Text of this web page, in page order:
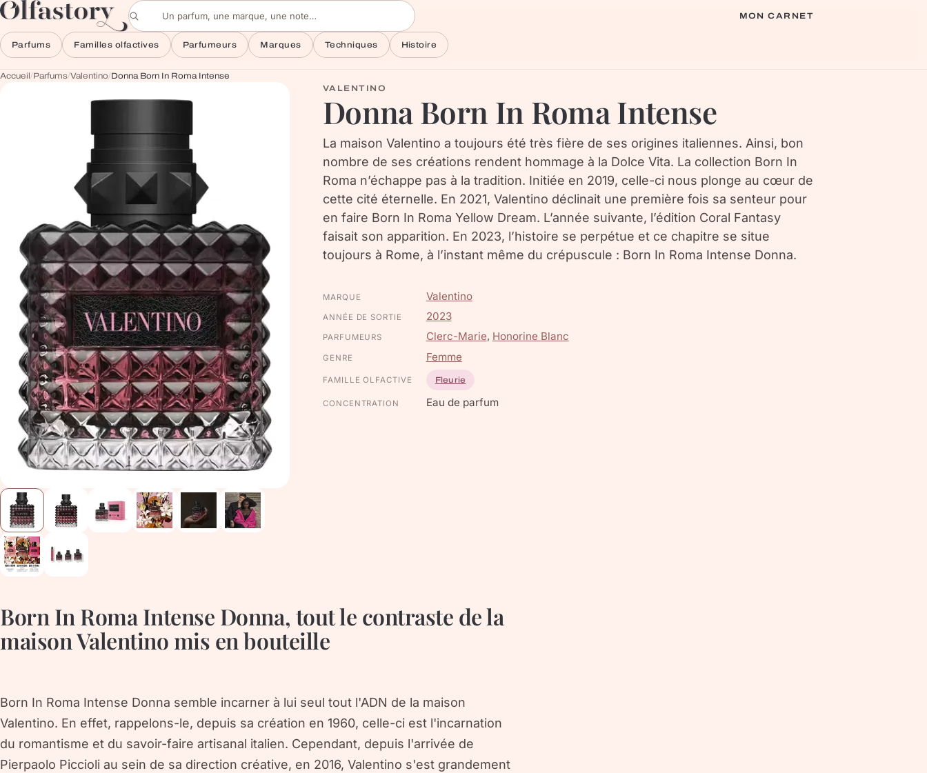
Aller au contenu
Rechercher un parfum
MON CARNET
Parfums Familles olfactives Parfumeurs Marques Techniques Histoire
Accueil/Parfums/Valentino/Donna Born In Roma Intense
VALENTINO
Donna Born In Roma Intense
La maison Valentino a toujours été très fière de ses origines italiennes. Ainsi, bon
nombre de ses créations rendent hommage à la Dolce Vita. La collection Born In
Roma n’échappe pas à la tradition. Initiée en 2019, celle-ci nous plonge au cœur de
cette cité éternelle. En 2021, Valentino déclinait une première fois sa senteur pour
en faire Born In Roma Yellow Dream. L’année suivante, l’édition Coral Fantasy
faisait son apparition. En 2023, l’histoire se perpétue et ce chapitre se situe
toujours à Rome, à l’instant même du crépuscule : Born In Roma Intense Donna.
MARQUE Valentino
ANNÉE DE SORTIE 2023
PARFUMEURS Clerc-Marie, Honorine Blanc
GENRE Femme
FAMILLE OLFACTIVE Fleurie
CONCENTRATION Eau de parfum
Born In Roma Intense Donna, tout le contraste de la
maison Valentino mis en bouteille
Born In Roma Intense Donna semble incarner à lui seul tout l'ADN de la maison
Valentino. En effet, rappelons-le, depuis sa création en 1960, celle-ci est l'incarnation
du romantisme et du savoir-faire artisanal italien. Cependant, depuis l'arrivée de
Pierpaolo Piccioli au sein de sa direction créative, en 2016, Valentino s'est grandement